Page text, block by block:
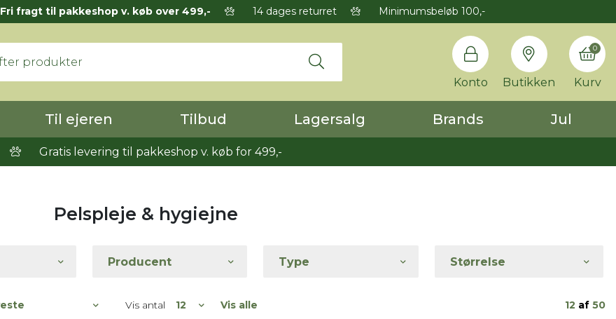
Fri fragt til pakkeshop v. køb over 499,- 14 dages returret Minimumsbeløb 100,-
Konto Butikken Kurv
0
Til ejeren Tilbud Lagersalg Brands Jul
Gratis levering til pakkeshop v. køb for 499,-
Pelspleje & hygiejne
Producent Type Størrelse
Vis antal Vis alle 12 af 50